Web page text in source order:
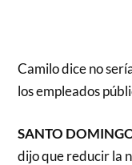
Camilo dice no
los empleados
SANTO
dijo que reducir la